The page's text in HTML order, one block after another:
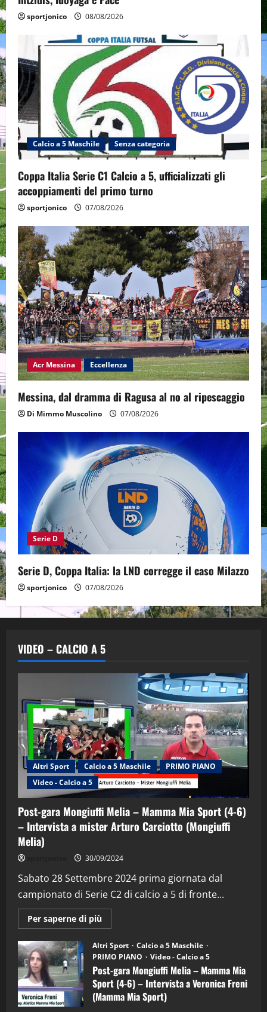
sportjonico 08/08/2026
Calcio a 5 Maschile Senza categoria
Coppa Italia Serie C1 Calcio a 5, ufficializzati gli
accoppiamenti del primo turno
sportjonico 07/08/2026
Acr Messina Eccellenza
Messina, dal dramma di Ragusa al no al ripescaggio
Di Mimmo Muscolino 07/08/2026
Serie D
Serie D, Coppa Italia: la LND corregge il caso Milazzo
sportjonico 07/08/2026
VIDEO – CALCIO A 5
Altri Sport Calcio a 5 Maschile
PRIMO PIANO
Video - Calcio a 5
Post-gara Mongiuffi Melia – Mamma Mia Sport (4-6)
– Intervista a mister Arturo Carciotto (Mongiuffi
Melia)
30/09/2024
Sabato 28 Settembre 2024 prima giornata dal
campionato di Serie C2 di calcio a 5 di fronte...
Per saperne di più
informazioni
Post-
gara
Mongiuffi
Melia
–
Mamma
Mia
Sport
Altri Sport
Calcio a 5 Maschile
PRIMO PIANO
Video - Calcio a 5
Post-gara Mongiuffi Melia – Mamma Mia
Sport (4-6) – Intervista a Veronica Freni
(Mamma Mia Sport)
2
“SportEmpire” in Podcast: 29^ Puntata
(Martedi 28 Aprile 2026)
28/04/2026
3
"SportEmpire" in Podcast
“SportEmpire” in Podcast: 28^ Puntata
(Martedi 21 Aprile 2026)
21/04/2026